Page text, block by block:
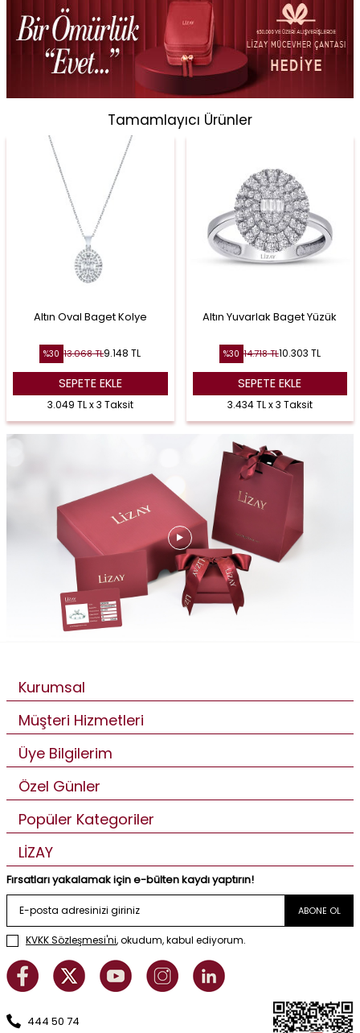
Tamamlayıcı Ürünler
Altın Oval Baget Kolye
%30 13.068TL9.148 TL
SEPETE EKLE
3.049 TL x 3 Taksit
Altın Yuvarlak Baget Yüzük
%30 14.718TL10.303 TL
SEPETE EKLE
3.434 TL x 3 Taksit
Kurumsal
Müşteri Hizmetleri
Üye Bilgilerim
Özel Günler
Popüler Kategoriler
LİZAY
Fırsatları yakalamak için e-bülten kaydı yaptırın!
ABONE OL
KVKK Sözleşmesi'ni, okudum, kabul ediyorum.
444 50 74